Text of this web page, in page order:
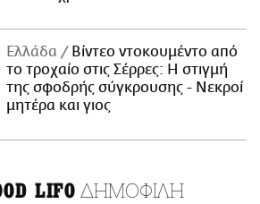
Ελλάδα
Βίντεο ντοκουμέντο από
το τροχαίο στις Σέρρες: Η στιγμή
της σφοδρής σύγκρουσης - Νεκροί
μητέρα και γιος
LIFO ΔΗΜΟΦΙΛΗ